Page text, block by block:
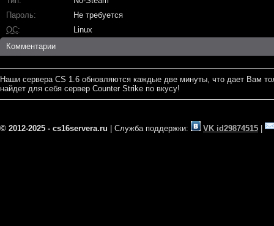
Пароль
Не требуется
ОС
Linux
Комментарии
Наши сервера CS 1.6 обновляются каждые две минуты, что дает Вам
найдет для себя сервер Counter Strike по вкусу!
© 2012-2025 - cs16servera.ru | Служба поддержки: VK id29874515